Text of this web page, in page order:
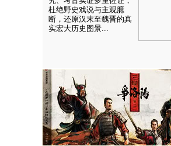
杜绝野史戏说与主观臆
断，还原汉末至魏晋的真
实宏大历史图景...